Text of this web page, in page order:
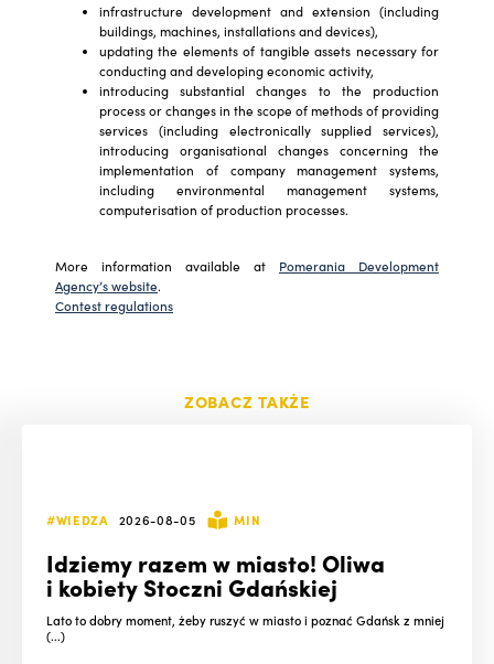
infrastructure development and extension (including
buildings, machines, installations and devices),
updating the elements of tangible assets necessary for
conducting and developing economic activity,
introducing substantial changes to the production
process or changes in the scope of methods of providing
services (including electronically supplied services),
introducing organisational changes concerning the
implementation of company management systems,
including environmental management systems,
computerisation of production processes.
More information available at Pomerania Development
Agency’s website.
Contest regulations
ZOBACZ TAKŻE
#WIEDZA 2026-08-05 MIN
Idziemy razem w miasto! Oliwa
i kobiety Stoczni Gdańskiej
Lato to dobry moment, żeby ruszyć w miasto i poznać Gdańsk z mniej
(...)